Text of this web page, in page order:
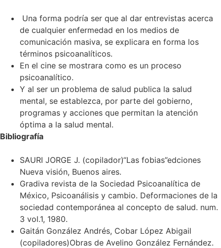
Una forma podría ser que al dar entrevistas acerca
de cualquier enfermedad en los medios de
comunicación masiva, se explicara en forma los
términos psicoanalíticos.
En el cine se mostrara como es un proceso
psicoanalítico.
Y al ser un problema de salud publica la salud
mental, se establezca, por parte del gobierno,
programas y acciones que permitan la atención
óptima a la salud mental.
Bibliografía
SAURI JORGE J. (copilador)“Las fobias”edciones
Nueva visión, Buenos aires.
Gradiva revista de la Sociedad Psicoanalítica de
México, Psicoanálisis y cambio. Deformaciones de la
sociedad contemporánea al concepto de salud. num.
3 vol.1, 1980.
Gaitán González Andrés, Cobar López Abigail
(copiladores)Obras de Avelino González Fernández.